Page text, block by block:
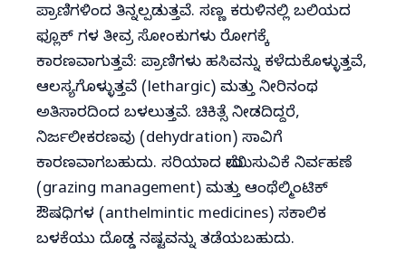
ಪ್ರಾಣಿಗಳಿಂದ ತಿನ್ನಲ್ಪಡುತ್ತವೆ. ಸಣ್ಣ ಕರುಳಿನಲ್ಲಿ ಬಲಿಯದ
ಫ್ಲೂಕ್ ಗಳ ತೀವ್ರ ಸೋಂಕುಗಳು ರೋಗಕ್ಕೆ
ಕಾರಣವಾಗುತ್ತವೆ: ಪ್ರಾಣಿಗಳು ಹಸಿವನ್ನು ಕಳೆದುಕೊಳ್ಳುತ್ತವೆ,
ಆಲಸ್ಯಗೊಳ್ಳುತ್ತವೆ (lethargic) ಮತ್ತು ನೀರಿನಂಥ
ಅತಿಸಾರದಿಂದ ಬಳಲುತ್ತವೆ. ಚಿಕಿತ್ಸೆ ನೀಡದಿದ್ದರೆ,
ನಿರ್ಜಲೀಕರಣವು (dehydration) ಸಾವಿಗೆ
ಕಾರಣವಾಗಬಹುದು. ಸರಿಯಾದ ಮೇಯಿಸುವಿಕೆ ನಿರ್ವಹಣೆ
(grazing management) ಮತ್ತು ಆಂಥೆಲ್ಮಿಂಟಿಕ್
ಔಷಧಿಗಳ (anthelmintic medicines) ಸಕಾಲಿಕ
ಬಳಕೆಯು ದೊಡ್ಡ ನಷ್ಟವನ್ನು ತಡೆಯಬಹುದು.